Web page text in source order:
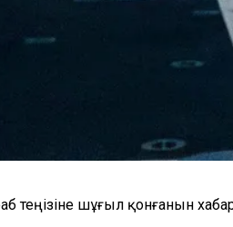
шұғыл қонғанын